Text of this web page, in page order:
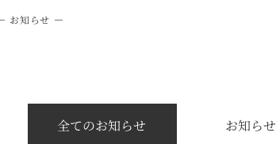
お知らせ
全てのお知らせ お知らせ